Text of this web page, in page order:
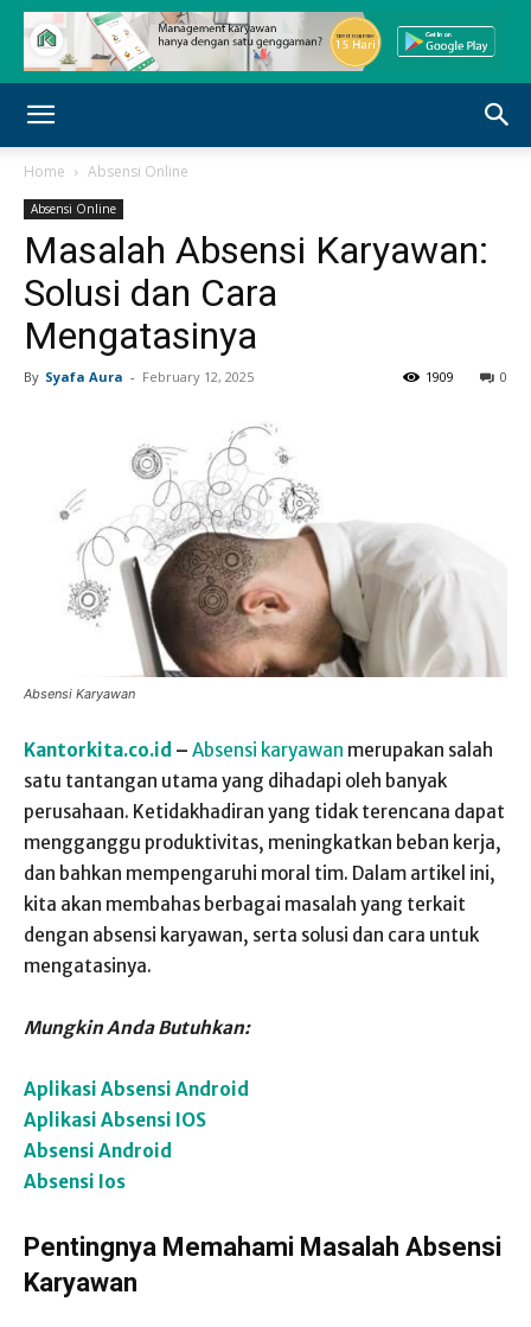
Home Absensi Online
Absensi Online
Masalah Absensi Karyawan:
Solusi dan Cara
Mengatasinya
By Syafa Aura - February 12, 2025 0
1909
Absensi Karyawan
Kantorkita.co.id – Absensi karyawan merupakan salah
satu tantangan utama yang dihadapi oleh banyak
perusahaan. Ketidakhadiran yang tidak terencana dapat
mengganggu produktivitas, meningkatkan beban kerja,
dan bahkan mempengaruhi moral tim. Dalam artikel ini,
kita akan membahas berbagai masalah yang terkait
dengan absensi karyawan, serta solusi dan cara untuk
mengatasinya.
Mungkin Anda Butuhkan:
Aplikasi Absensi Android
Aplikasi Absensi IOS
Absensi Android
Absensi Ios
Pentingnya Memahami Masalah Absensi
Karyawan